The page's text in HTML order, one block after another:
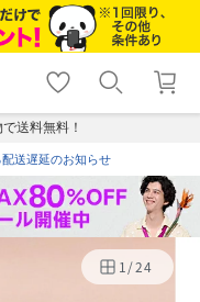
shopping_cart lock_outline
ログイン
送料無料！
送遅延のお知らせ
1/24